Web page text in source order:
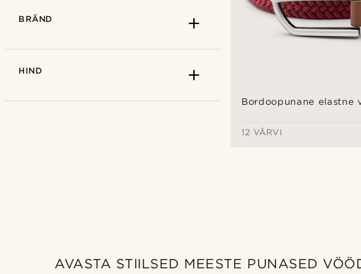
Bordoopunane elastne
12 VÄRVI
BRÄND
HIND
AVASTA STIILSED MEESTE PUNASED